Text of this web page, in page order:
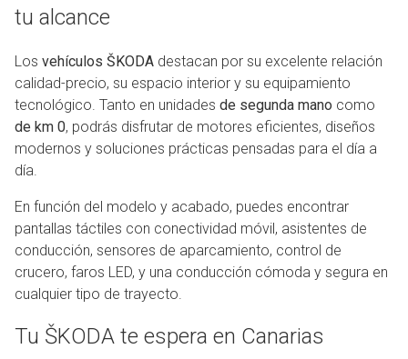
tu alcance
Los vehículos ŠKODA destacan por su excelente relación
calidad-precio, su espacio interior y su equipamiento
tecnológico. Tanto en unidades de segunda mano como
de km 0, podrás disfrutar de motores eficientes, diseños
modernos y soluciones prácticas pensadas para el día a
día.
En función del modelo y acabado, puedes encontrar
pantallas táctiles con conectividad móvil, asistentes de
conducción, sensores de aparcamiento, control de
crucero, faros LED, y una conducción cómoda y segura en
cualquier tipo de trayecto.
Tu ŠKODA te espera en Canarias